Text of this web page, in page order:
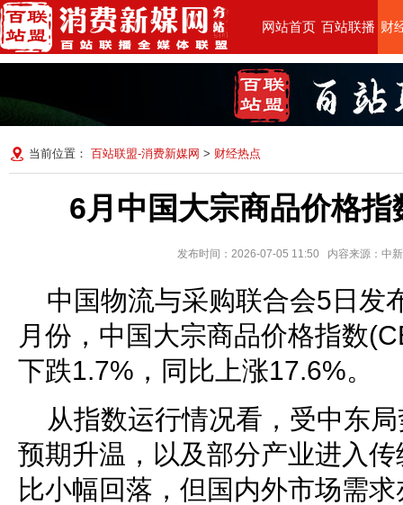
网站首页 百站联播 财
当前位置： 百站联盟-消费新媒网 > 财经热点
6月中国大宗商品价格
发布时间：2026-07-05 11:50 内容来源：中
中国物流与采购联合会5日发
月份，中国大宗商品价格指数
下跌1.7%，同比上涨17.6%。
从指数运行情况看，受中东
预期升温，以及部分产业进入
比小幅回落，但国内外市场需